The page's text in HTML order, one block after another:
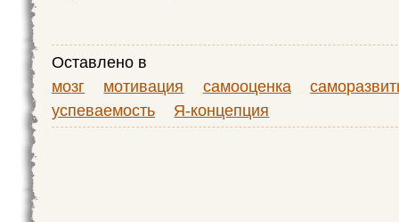
Оставлено в
мозг
мотивация самооценка
успеваемость
Я-концепция